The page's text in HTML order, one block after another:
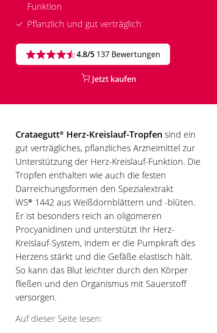
Funktion
Pflanzlich und gut verträglich
4.8/5 137 Bewertungen
Jetzt kaufen
Crataegutt® Herz-Kreislauf-Tropfen sind ein
gut verträgliches, pflanzliches Arzneimittel zur
Unterstützung der Herz-Kreislauf-Funktion. Die
Tropfen enthalten wie auch die festen
Darreichungsformen den Spezialextrakt
WS® 1442 aus Weißdornblättern und -blüten.
Er ist besonders reich an oligomeren
Procyanidinen und unterstützt Ihr Herz-
Kreislauf-System, indem er die Pumpkraft des
Herzens stärkt und die Gefäße elastisch hält.
So kann das Blut leichter durch den Körper
fließen und den Organismus mit Sauerstoff
versorgen.
Auf dieser Seite lesen: